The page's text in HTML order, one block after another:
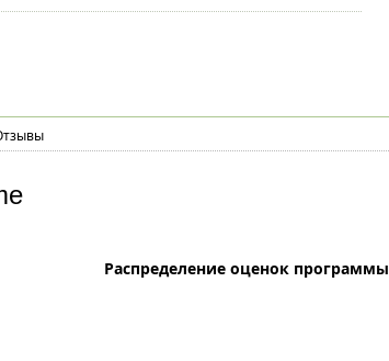
Распределение оценок программы